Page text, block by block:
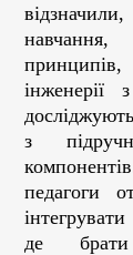
навчання,
принципів,
з
педагоги
інтегрувати
де